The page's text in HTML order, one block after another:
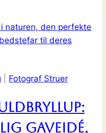
Fotograf Struer
gaveidé,